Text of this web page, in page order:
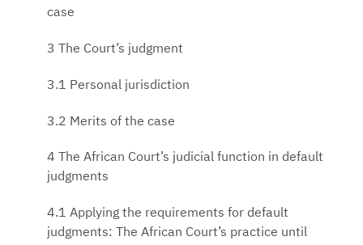
case
3 The Court’s judgment
3.1 Personal jurisdiction
3.2 Merits of the case
4 The African Court’s judicial function in default
judgments
4.1 Applying the requirements for default
judgments: The African Court’s practice until